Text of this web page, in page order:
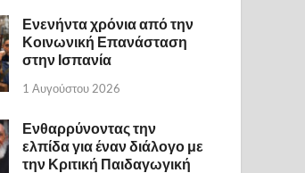
Ενενήντα χρόνια από την
Κοινωνική Επανάσταση
στην Ισπανία
1 Αυγούστου 2026
Ενθαρρύνοντας την
ελπίδα για έναν διάλογο με
την Κριτική Παιδαγωγική